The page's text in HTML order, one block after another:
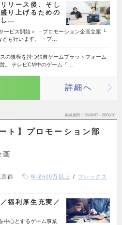
リース後、そし
り上げるための
し…
ービス開始＞ ・プロモーション企画立案 └
ども行います。 ・プ…
の規模を持つ独自ゲームプラットフォーム
。 テレビCM中のゲーム「…
詳細へ
掲載期間 26/08/07～26/08/20
ト】プロモーション部
画
京都 年収600万以上
フレックス
福利厚生充実／
中心とするゲーム事業